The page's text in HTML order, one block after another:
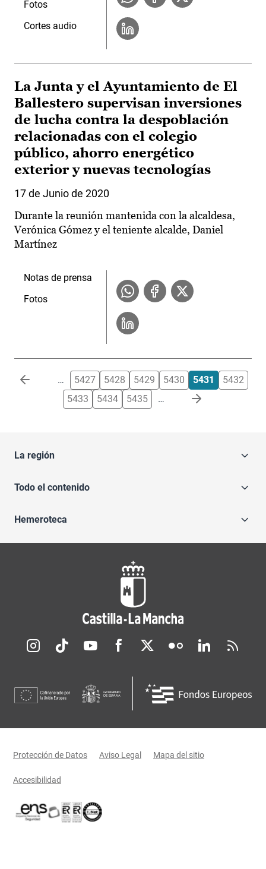
Fotos
Cortes audio
La Junta y el Ayuntamiento de El
Ballestero supervisan inversiones
de lucha contra la despoblación
relacionadas con el colegio
público, ahorro energético
exterior y nuevas tecnologías
17 de Junio de 2020
Durante la reunión mantenida con la alcaldesa,
Verónica Gómez y el teniente alcalde, Daniel
Martínez
Notas de prensa
Fotos
Paginación … 5427 5428 5429 5430 5431
5432
5433
5434 5435 …
La región
Todo el contenido
Hemeroteca
Redes sociales JCCM
Menú legal
Protección de Datos Aviso Legal Mapa del sitio
Accesibilidad